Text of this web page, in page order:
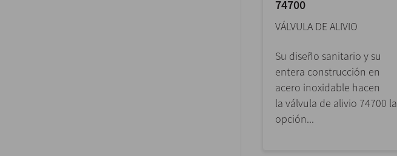
74700
VÁLVULA DE ALIVIO
Su diseño sanitario y su
entera construcción en
acero inoxidable hacen
la válvula de alivio 74700 la
opción...